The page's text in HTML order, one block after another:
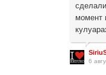
момент
6